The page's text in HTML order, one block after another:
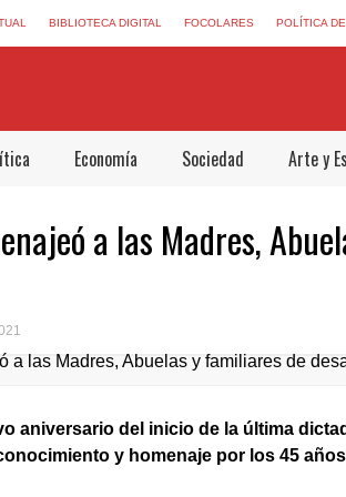
BIBLIOTECA DIGITAL FOCOLARES POLÍTICA
Economía Sociedad Arte y
a las Madres,
aniversario del inicio de la última
y homenaje por los 45